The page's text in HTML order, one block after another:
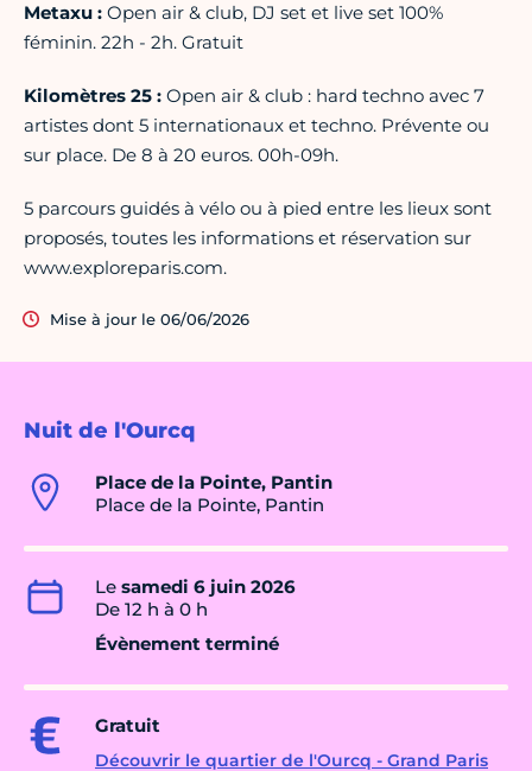
Nuit de l'Ourcq
Place de la Pointe, Pantin
Place de la Pointe, Pantin
Le samedi 6 juin 2026
De 12 h à 0 h
Évènement terminé
Gratuit
Découvrir le quartier de l'Ourcq - Grand Paris
Metaxu : Open air & club, DJ set et live set 100%
féminin. 22h - 2h. Gratuit
Kilomètres 25 : Open air & club : hard techno avec 7
artistes dont 5 internationaux et techno. Prévente ou
sur place. De 8 à 20 euros. 00h-09h.
5 parcours guidés à vélo ou à pied entre les lieux sont
proposés, toutes les informations et réservation sur
www.exploreparis.com.
Mise à jour le 06/06/2026